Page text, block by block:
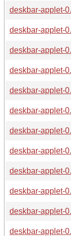
deskbar-applet-
deskbar-applet-
deskbar-applet-
deskbar-applet-
deskbar-applet-
deskbar-applet-
deskbar-applet-
deskbar-applet-
deskbar-applet-
deskbar-applet-
deskbar-applet-
deskbar-applet-